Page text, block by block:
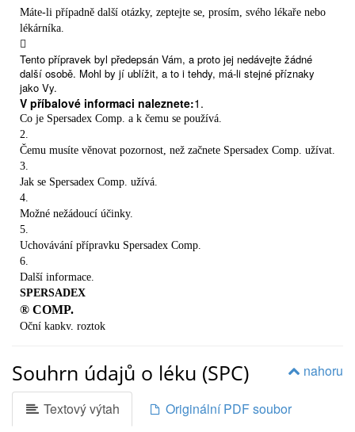
Máte-li případně další otázky, zeptejte se, prosím, svého lékaře nebo
lékárníka.

Tento přípravek byl předepsán Vám, a proto jej nedávejte žádné
další osobě. Mohl by jí ublížit, a to i tehdy, má-li stejné příznaky
jako Vy.
V příbalové informaci naleznete:1.
Co je Spersadex Comp. a k čemu se používá.
2.
Čemu musíte věnovat pozornost, než začnete Spersadex Comp. užívat.
3.
Jak se Spersadex Comp. užívá.
4.
Možné nežádoucí účinky.
5.
Uchovávání přípravku Spersadex Comp.
6.
Další informace.
SPERSADEX
® COMP.
Oční kapky, roztok
chlorid, makrogol 400, glyceromakrogol-ricinoleát, dinatrium-edetát,
roztok hydroxidu sodného, voda na injekci.
Clermont-Ferrand Cedex 2, Francie
nahoru
Souhrn údajů o léku (SPC)
Textový výtah
Originální PDF soubor